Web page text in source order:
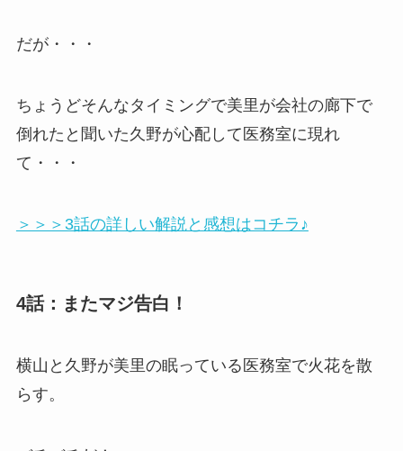
だが・・・
ちょうどそんなタイミングで美里が会社の廊下で
倒れたと聞いた久野が心配して医務室に現れ
て・・・
＞＞＞3話の詳しい解説と感想はコチラ♪
4話：またマジ告白！
横山と久野が美里の眠っている医務室で火花を散
らす。